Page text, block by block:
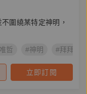
圍繞某特定神明，
哲 #神明 #拜拜
立即訂閱